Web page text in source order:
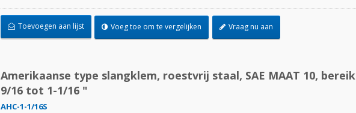
temperatuurextremen een zorg zijn. Roestvrijstalen slangklemmen kunnen in vrijwel elke binnen- en
buitentoepassing worden gebruikt.
Toevoegen aan lijst Voeg toe om te vergelijken Vraag nu aan
Amerikaanse type slangklem, roestvrij staal, SAE MAAT 10, bereik
9/16 tot 1-1/16 "
AHC-1-1/16S